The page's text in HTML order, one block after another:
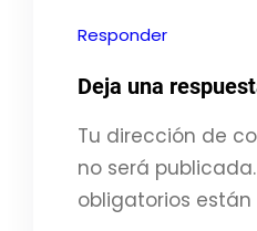
Responder
Deja una
Tu dirección de
no será publicada.
obligatorios